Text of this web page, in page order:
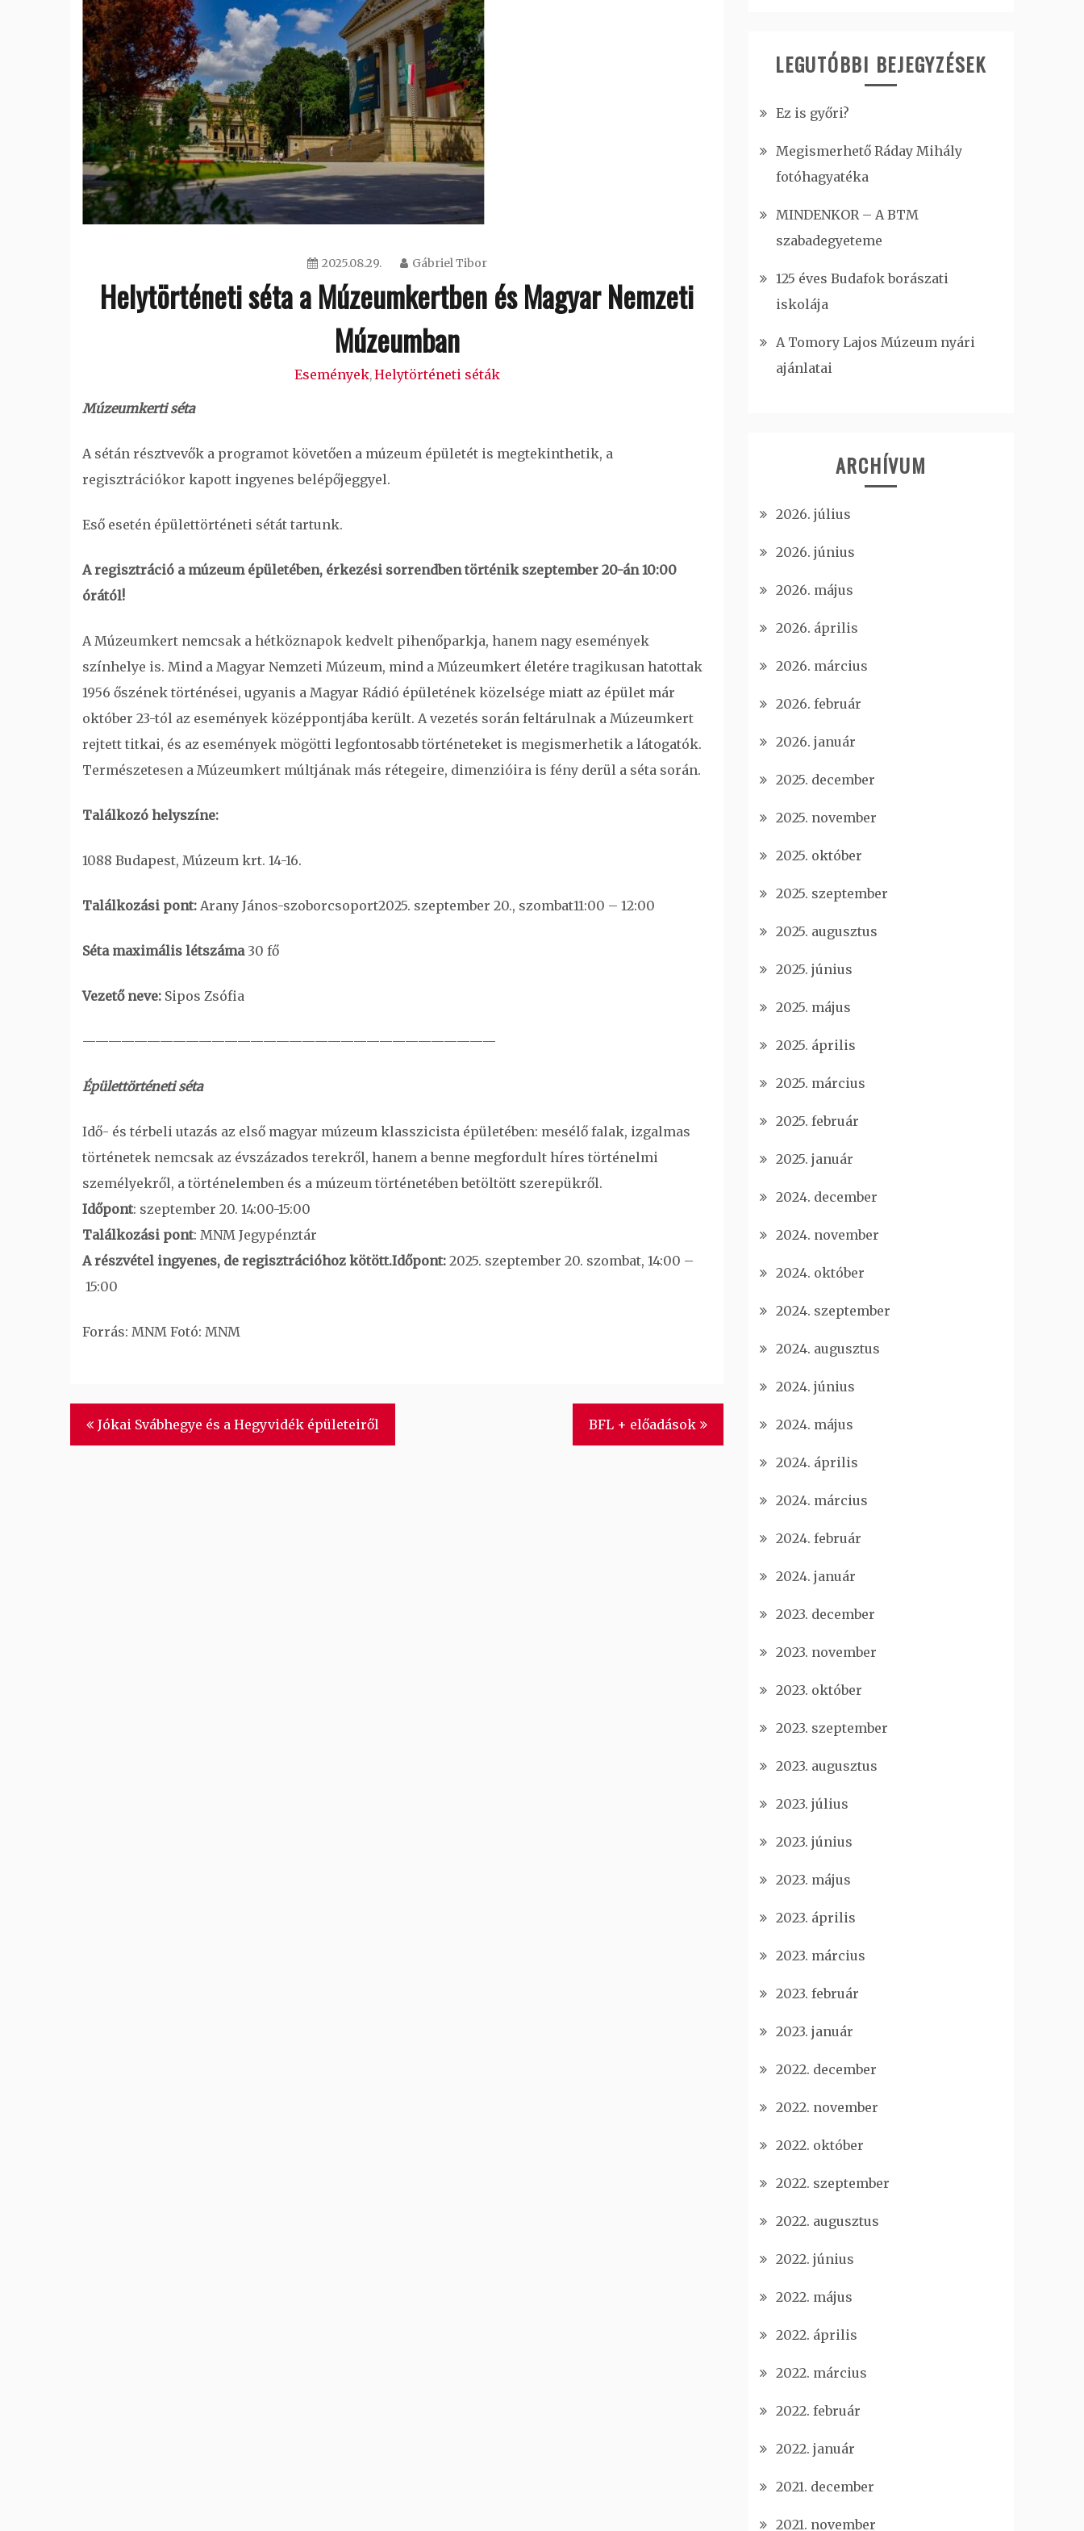
2025.08.29. Gábriel Tibor
Helytörténeti séta a Múzeumkertben és Magyar Nemzeti
Múzeumban
Események,Helytörténeti séták
Múzeumkerti séta
A sétán résztvevők a programot követően a múzeum épületét is megtekinthetik, a
regisztrációkor kapott ingyenes belépőjeggyel.
Eső esetén épülettörténeti sétát tartunk.
A regisztráció a múzeum épületében, érkezési sorrendben történik szeptember 20-án 10:00
órától!
A Múzeumkert nemcsak a hétköznapok kedvelt pihenőparkja, hanem nagy események
színhelye is. Mind a Magyar Nemzeti Múzeum, mind a Múzeumkert életére tragikusan hatottak
1956 őszének történései, ugyanis a Magyar Rádió épületének közelsége miatt az épület már
október 23-tól az események középpontjába került. A vezetés során feltárulnak a Múzeumkert
rejtett titkai, és az események mögötti legfontosabb történeteket is megismerhetik a látogatók.
Természetesen a Múzeumkert múltjának más rétegeire, dimenzióira is fény derül a séta során.
Találkozó helyszíne:
1088 Budapest, Múzeum krt. 14-16.
Találkozási pont: Arany János-szoborcsoport2025. szeptember 20., szombat11:00 – 12:00
Séta maximális létszáma 30 fő
Vezető neve: Sipos Zsófia
————————————————————————————————
Épülettörténeti séta
Idő- és térbeli utazás az első magyar múzeum klasszicista épületében: mesélő falak, izgalmas
történetek nemcsak az évszázados terekről, hanem a benne megfordult híres történelmi
személyekről, a történelemben és a múzeum történetében betöltött szerepükről.
Időpont: szeptember 20. 14:00-15:00
Találkozási pont: MNM Jegypénztár
A részvétel ingyenes, de regisztrációhoz kötött.Időpont: 2025. szeptember 20. szombat, 14:00 –
15:00
Forrás: MNM Fotó: MNM
Bejegyzés
navigáció
Jókai Svábhegye és a Hegyvidék épületeiről BFL + előadások
LEGUTÓBBI BEJEGYZÉSEK
Ez is győri?
Megismerhető Ráday Mihály
fotóhagyatéka
MINDENKOR – A BTM
szabadegyeteme
125 éves Budafok borászati
iskolája
A Tomory Lajos Múzeum nyári
ajánlatai
ARCHÍVUM
2026. július
2026. június
2026. május
2026. április
2026. március
2026. február
2026. január
2025. december
2025. november
2025. október
2025. szeptember
2025. augusztus
2025. június
2025. május
2025. április
2025. március
2025. február
2025. január
2024. december
2024. november
2024. október
2024. szeptember
2024. augusztus
2024. június
2024. május
2024. április
2024. március
2024. február
2024. január
2023. december
2023. november
2023. október
2023. szeptember
2023. augusztus
2023. július
2023. június
2023. május
2023. április
2023. március
2023. február
2023. január
2022. december
2022. november
2022. október
2022. szeptember
2022. augusztus
2022. június
2022. május
2022. április
2022. március
2022. február
2022. január
2021. december
2021. november